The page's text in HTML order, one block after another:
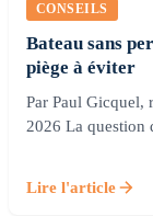
CONSEILS
Bateau sans
piège à éviter
Par Paul Gicquel,
2026 La question
Lire l'article